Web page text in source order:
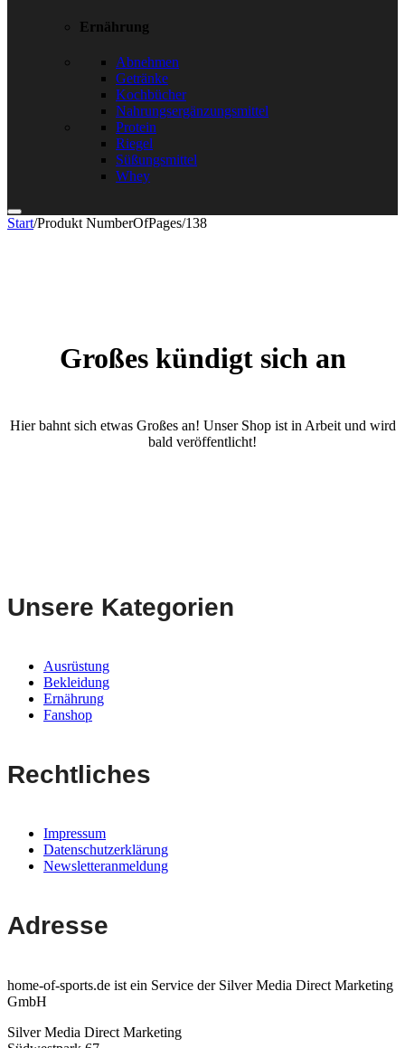
Ernährung
Abnehmen
Getränke
Kochbücher
Nahrungsergänzungsmittel
Protein
Riegel
Süßungsmittel
Whey
Start/Produkt NumberOfPages/138
Großes kündigt sich an
Hier bahnt sich etwas Großes an! Unser Shop ist in Arbeit und wird
bald veröffentlicht!
Unsere Kategorien
Ausrüstung
Bekleidung
Ernährung
Fanshop
Rechtliches
Impressum
Datenschutzerklärung
Newsletteranmeldung
Adresse
home-of-sports.de ist ein Service der Silver Media Direct Marketing
GmbH
Silver Media Direct Marketing